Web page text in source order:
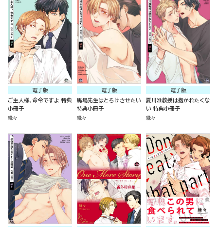
電子版
ご主人様、命令ですよ 特典
小冊子
縁々
電子版
馬場先生はとろけさせたい
特典小冊子
縁々
電子版
夏川准教授は抱かれたくな
い 特典小冊子
縁々